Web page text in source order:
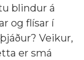
blindur á
og flísar í
Veikur,
er smá